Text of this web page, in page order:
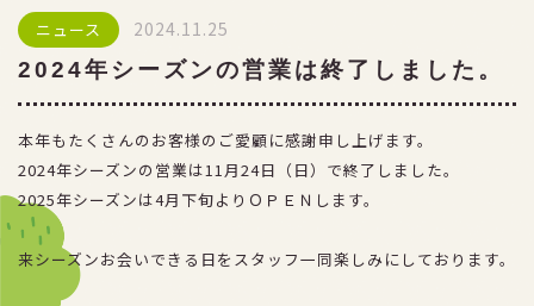
採用情報
プライバシーポリシー
お得な割引券
ニュース 2024.11.25
2024年シーズンの営業は終了しました。
本年もたくさんのお客様のご愛顧に感謝申し上げます。
2024年シーズンの営業は11月24日（日）で終了しました。
2025年シーズンは4月下旬よりＯＰＥＮします。
来シーズンお会いできる日をスタッフ一同楽しみにしております。